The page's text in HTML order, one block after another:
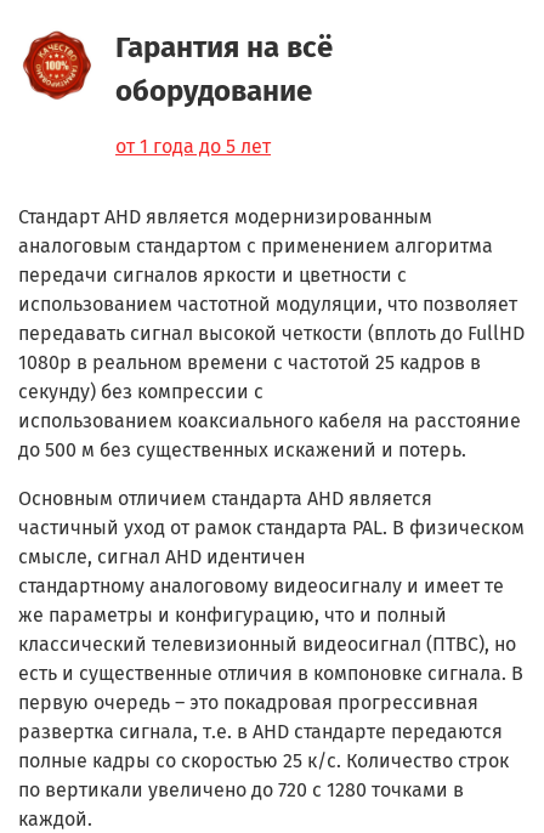
Гарантия на всё
оборудование
от 1 года до 5 лет
СтандартAHD является модернизированным
аналоговым стандартом с применением алгоритма
передачи сигналов яркости и цветности с
использованием частотной модуляции, что позволяет
передавать сигнал высокой четкости (вплоть до FullHD
1080p в реальном времени с частотой 25 кадров в
секунду) без компрессии с
использованием коаксиального кабеля на расстояние
до 500 м без существенных искажений и потерь.
Основным отличием стандарта AHD является
частичный уход от рамок стандарта PAL. В физическом
смысле, сигнал AHD идентичен
стандартному аналоговому видеосигналу и имеет те
же параметры и конфигурацию, что и полный
классический телевизионный видеосигнал (ПТВС), но
есть и существенные отличия в компоновке сигнала. В
первую очередь – это покадровая прогрессивная
развертка сигнала, т.е. в AHD стандарте передаются
полные кадры со скоростью 25 к/с. Количество строк
по вертикали увеличено до 720 с 1280 точками в
каждой.